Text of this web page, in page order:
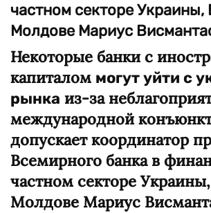
частном секторе Украины,
Молдове Мариус
Некоторые банки с
капиталом могут уйти с
рынка из-за
международной
допускает координатор
Всемирного банка в
частном секторе
Молдове Мариус